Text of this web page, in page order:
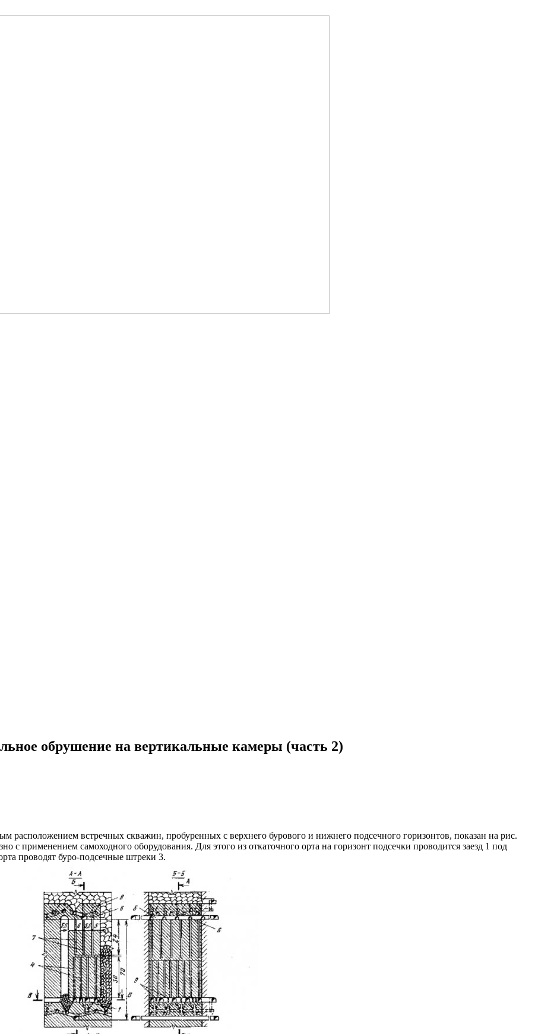
обрушение на вертикальные камеры (часть 2)
расположением встречных скважин, пробуренных с верхнего бурового и нижнего подсечного горизонтов, показан на рис.
с применением самоходного оборудования. Для этого из откаточного орта на горизонт подсечки проводится заезд 1 под
проводят буро-подсечные штреки 3.